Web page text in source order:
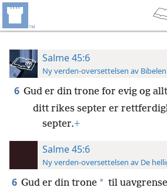
Salme 45:6
Ny verden-oversettelsen av
6 Gud er din trone for evig og
ditt rikes septer er
septer.+
Salme 45:6
Ny verden-oversettelsen av De
6 Gud er din trone * til